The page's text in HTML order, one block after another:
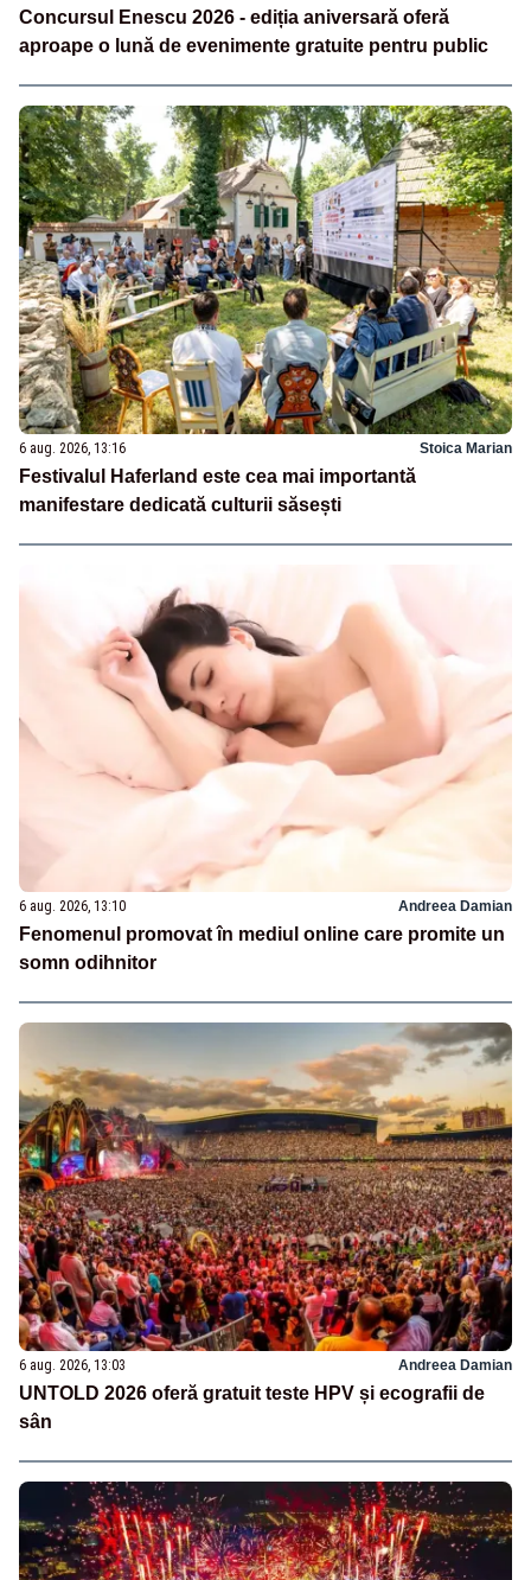
Concursul Enescu 2026 - ediția aniversară oferă
aproape o lună de evenimente gratuite pentru public
6 aug. 2026, 13:16 Stoica Marian
Festivalul Haferland este cea mai importantă
manifestare dedicată culturii săsești
6 aug. 2026, 13:10 Andreea Damian
Fenomenul promovat în mediul online care promite un
somn odihnitor
6 aug. 2026, 13:03 Andreea Damian
UNTOLD 2026 oferă gratuit teste HPV și ecografii de
sân